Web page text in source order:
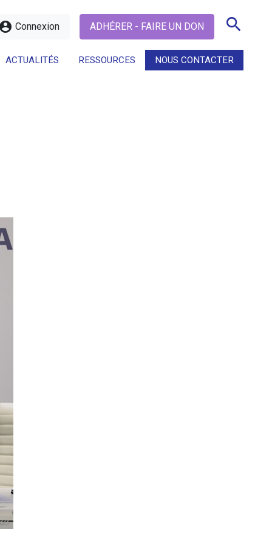
Connexion ADHÉRER - FAIRE UN DON search
ACTUALITÉS RESSOURCES NOUS CONTACTER